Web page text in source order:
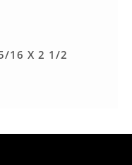
16 X 2 1/2